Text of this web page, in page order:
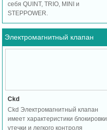
себя QUINT, TRIO, MINI и
STEPPOWER.
Электромагнитный клапан
Ckd
Ckd Электромагнитный клапан
имеет характеристики блокировки
утечки и легкого контроля